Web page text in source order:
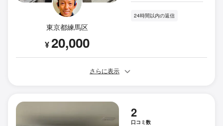
東京都練馬区
¥20,000
24時間以内の返信
さらに表示
2
口コミ数